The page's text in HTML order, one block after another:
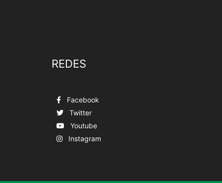
REDES
Facebook
Twitter
Youtube
Instagram